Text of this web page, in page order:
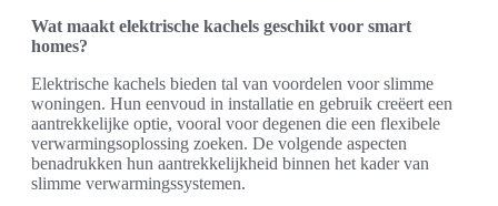
Wat maakt elektrische kachels geschikt voor smart
homes?
Elektrische kachels bieden tal van voordelen voor slimme
woningen. Hun eenvoud in installatie en gebruik creëert een
aantrekkelijke optie, vooral voor degenen die een flexibele
verwarmingsoplossing zoeken. De volgende aspecten
benadrukken hun aantrekkelijkheid binnen het kader van
slimme verwarmingssystemen.